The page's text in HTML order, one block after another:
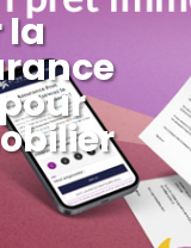
la